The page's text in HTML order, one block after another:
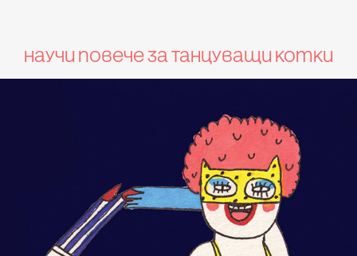
Научи повече за Танцуващи котки